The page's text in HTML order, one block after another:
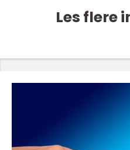
Les flere